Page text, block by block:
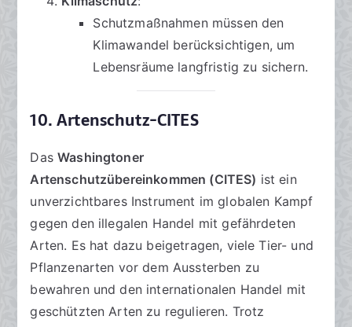
Schutzmaßnahmen müssen den
Klimawandel berücksichtigen, um
Lebensräume langfristig zu sichern.
10. Artenschutz-CITES
DasWashingtoner
Artenschutzübereinkommen (CITES) ist ein
unverzichtbares Instrument im globalen Kampf
gegen den illegalen Handel mit gefährdeten
Arten. Es hat dazu beigetragen, viele Tier- und
Pflanzenarten vor dem Aussterben zu
bewahren und den internationalen Handel mit
geschützten Arten zu regulieren. Trotz